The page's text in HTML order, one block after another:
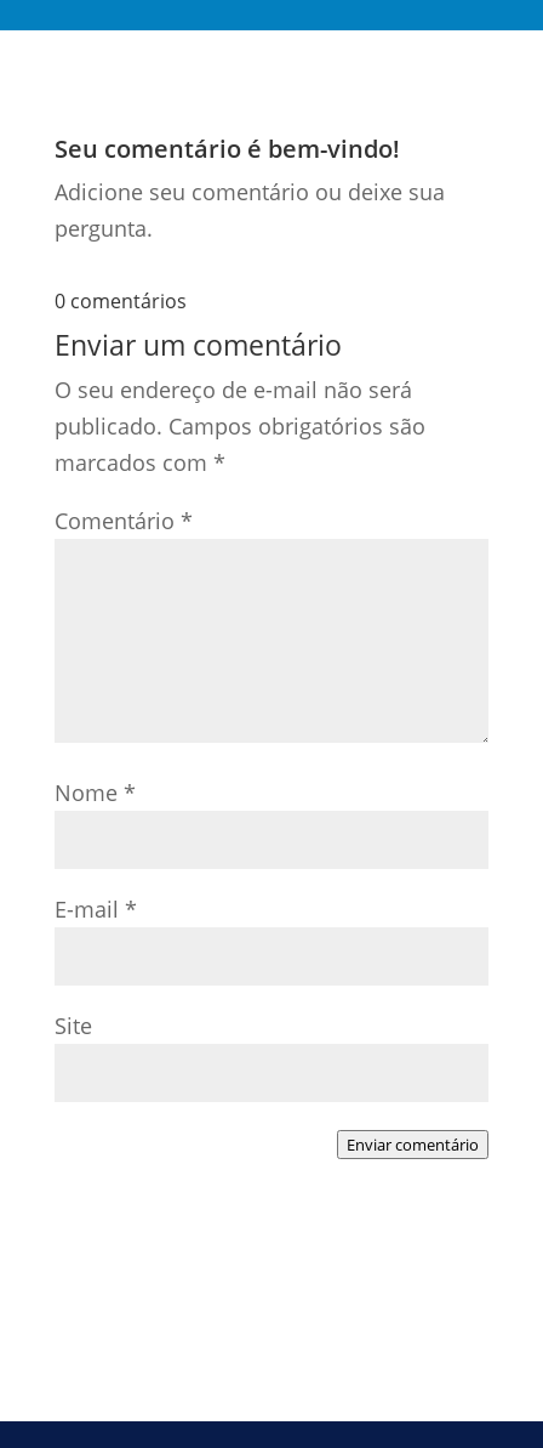
Seu comentário é bem-vindo!
Adicione seu comentário ou deixe sua
pergunta.
0 comentários
Enviar um comentário
O seu endereço de e-mail não será
publicado. Campos obrigatórios são
marcados com *
Comentário *
Nome *
E-mail *
Site
Enviar comentário